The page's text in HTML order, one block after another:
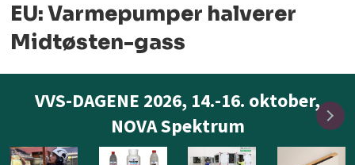
EU: Varmepumper halverer
Midtøsten-gass
VVS-DAGENE 2026, 14.-16. oktober,
NOVA Spektrum